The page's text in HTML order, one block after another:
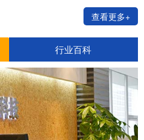
查看更多+
行业百科